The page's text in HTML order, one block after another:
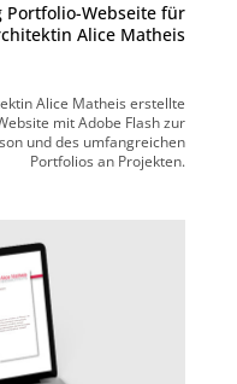
Portfolio-Webseite für
Alice Matheis
Alice Matheis erstellte
mit Adobe Flash zur
und des umfangreichen
Portfolios an Projekten.